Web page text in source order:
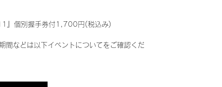
』個別握手券付1,700円(税込み)
間などは以下イベントについてをご確認くだ